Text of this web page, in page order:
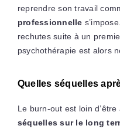
reprendre son travail
professionnelle
rechutes suite à un
psychothérapie est alors
Quelles séquelles
Le burn-out est loin
séquelles sur le long